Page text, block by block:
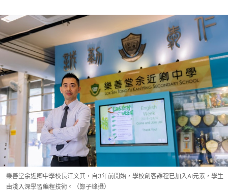
樂善堂余近卿中學校長江文其，自3年前開始，學校創客課程已加入AI元素，學生
由淺入深學習編程技術。（鄭子峰攝）